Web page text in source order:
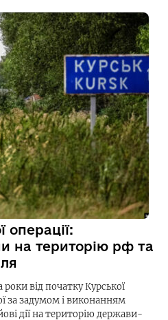
операції:
на територію рф та
від початку Курської
за задумом і виконанням
дії на територію держави-